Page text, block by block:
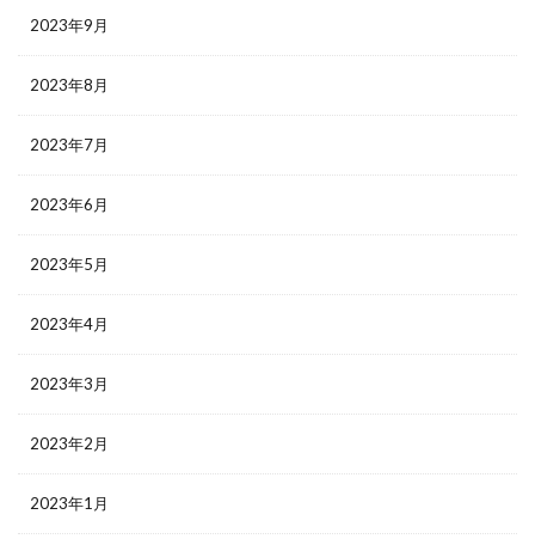
2023年9月
2023年8月
2023年7月
2023年6月
2023年5月
2023年4月
2023年3月
2023年2月
2023年1月